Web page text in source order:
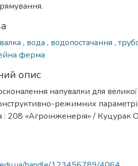
, вода , водопостачання ,
ферма
опис
напувалки для великої
режимних
: 208 «Агроінженерія» / Куцурак